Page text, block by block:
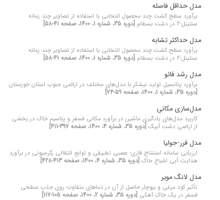
مدل حداقل فاصله
برآورد سطح کشت چند محصول انتخابی با استفاده از تصاویر چند زمانه
سنتینل-2 در دشت بسطام
[دوره 35، شماره 1، 1400، صفحه 41-58]
مدل حداکثر تشابه
برآورد سطح کشت چند محصول انتخابی با استفاده از تصاویر چند زمانه
سنتینل-2 در دشت بسطام
[دوره 35، شماره 1، 1400، صفحه 41-58]
مدل رشد فائو
برآورد پتانسیل تولید نیشکر با مدل‌های مختلف در اراضی جنوب استان خوزستان
[دوره 35، شماره 1، 1400، صفحه 59-74]
مدل‌سازی مکانی
کاربرد مدل‌های یادگیری ماشین در برآورد مکانی فسفر و پتاسیم خاک در بخشی
از اراضی دشت آبیک [دوره 35، شماره 4، 1400، صفحه 397-411]
مدل فرر-جولیا
ارزیابی سامانه استنتاج فازی- عصبی تطبیقی و توابع انتقالی رگرسیونی در برآورد
هدایت آبی اشباع خاک [دوره 35، شماره 4، 1400، صفحه 413-428]
مدل لانگ مویر
تأثیر کود مرغی و بیوچار حاصل از آن در دماهای متفاوت روی جذب سطحی
فسفر در یک خاک آهکی [دوره 35، شماره 2، 1400، صفحه 105-117]